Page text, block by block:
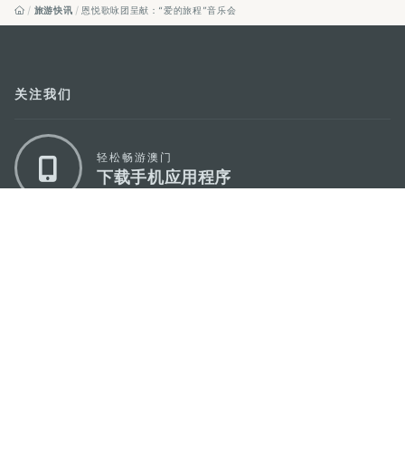
旅游快讯 恩悦歌咏团呈献：“爱的旅程”音乐会
关注我们
轻松畅游澳门
下载手机应用程序